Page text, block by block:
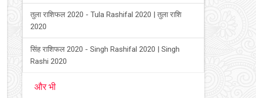
तुला राशिफल 2020 - Tula Rashifal 2020 | तुला राशि
2020
सिंह राशिफल 2020 - Singh Rashifal 2020 | Singh
Rashi 2020
और भी